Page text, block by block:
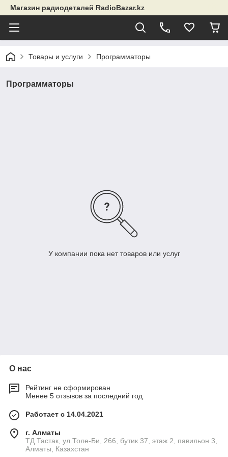
Магазин радиодеталей RadioBazar.kz
Товары и услуги Программаторы
Программаторы
У компании пока нет товаров или услуг
О нас
Рейтинг не сформирован
Менее 5 отзывов за последний год
Работает с 14.04.2021
г. Алматы
ТД Тастак, ул.Толе-Би, 266, бутик 37, этаж 2, павильон 3,
Алматы, Казахстан